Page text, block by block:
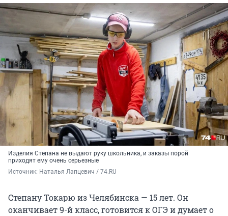
Изделия Степана не выдают руку школьника, и заказы порой
приходят ему очень серьезные
Источник: Наталья Лапцевич / 74.RU
Степану Токарю из Челябинска — 15 лет. Он
оканчивает 9-й класс, готовится к ОГЭ и думает о